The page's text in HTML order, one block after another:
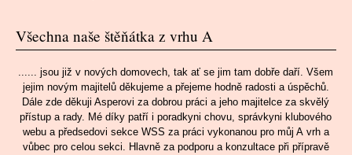
Všechna naše štěňátka z vrhu A
...... jsou již v nových domovech, tak ať se jim tam dobře daří. Všem
jejim novým majitelů děkujeme a přejeme hodně radosti a úspěchů.
Dále zde děkuji Asperovi za dobrou práci a jeho majitelce za skvělý
přístup a rady. Mé díky patří i poradkyni chovu, správkyni klubového
webu a předsedovi sekce WSS za práci vykonanou pro můj A vrh a
vůbec pro celou sekci. Hlavně za podporu a konzultace při přípravě